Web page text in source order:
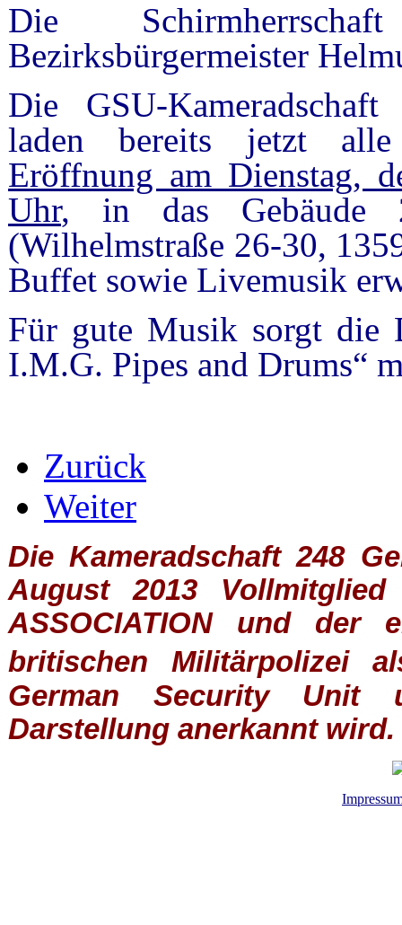
Die
Bezirksbürgermeister
Die GSU-
laden bereits jetzt alle
Eröffnung am Dienstag,
Uhr, in das Gebäude
(Wilhelmstraße 26-30,
Buffet sowie Livemusik
Für gute Musik sorgt die
I.M.G. Pipes and Drums“
Zurück
Weiter
Die Kameradschaft 248
August 2013
ASSOCIATIONund der
britischen
Militärpolizei
German Security Unit
Darstellung anerkannt wird.